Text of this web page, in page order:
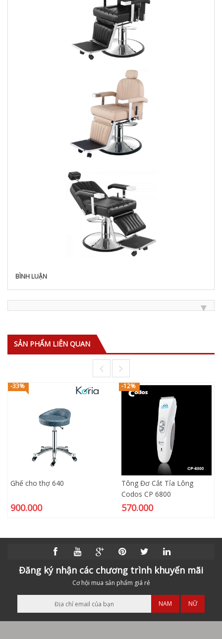
BÌNH LUẬN
SẢN PHẨM LIÊN QUAN
-33%
Ghế cho thợ 640
900.000
-12%
Tông Đơ Cắt Tỉa Lông
Codos CP 6800
570.000
Đăng ký nhận các chương trình khuyến mãi
Cơ hội mua sản phẩm giá rẻ
NAM NỮ